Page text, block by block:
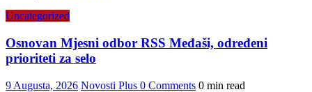
Uncategorized
Osnovan Mjesni odbor RSS Međaši, određeni
prioriteti za selo
9 Augusta, 2026 Novosti Plus 0 Comments 0 min read